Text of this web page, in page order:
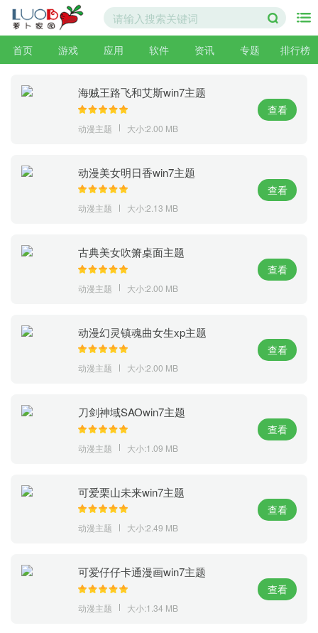
首页 游戏 应用 软件 资讯 专题 排行榜
海贼王路飞和艾斯win7主题
动漫主题 大小:2.00 MB
查看
动漫美女明日香win7主题
动漫主题 大小:2.13 MB
查看
古典美女吹箫桌面主题
动漫主题 大小:2.00 MB
查看
动漫幻灵镇魂曲女生xp主题
动漫主题 大小:2.00 MB
查看
刀剑神域SAOwin7主题
动漫主题 大小:1.09 MB
查看
可爱栗山未来win7主题
动漫主题 大小:2.49 MB
查看
可爱仔仔卡通漫画win7主题
动漫主题 大小:1.34 MB
查看